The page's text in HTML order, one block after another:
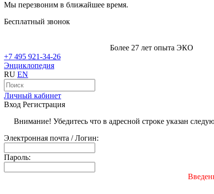
Мы перезвоним в ближайшее время.
Бесплатный звонок
Более 27 лет опыта ЭКО
+7 495 921-34-26
Энциклопедия
RU EN
Личный кабинет
Вход Регистрация
Внимание! Убедитесь что в адресной строке указан
Электронная почта / Логин:
Пароль: